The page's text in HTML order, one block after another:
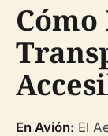
En Avión: El